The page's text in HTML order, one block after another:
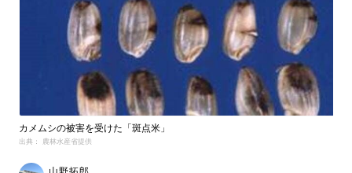
カメムシの被害を受けた「斑点米」
出典： 農林水産省提供